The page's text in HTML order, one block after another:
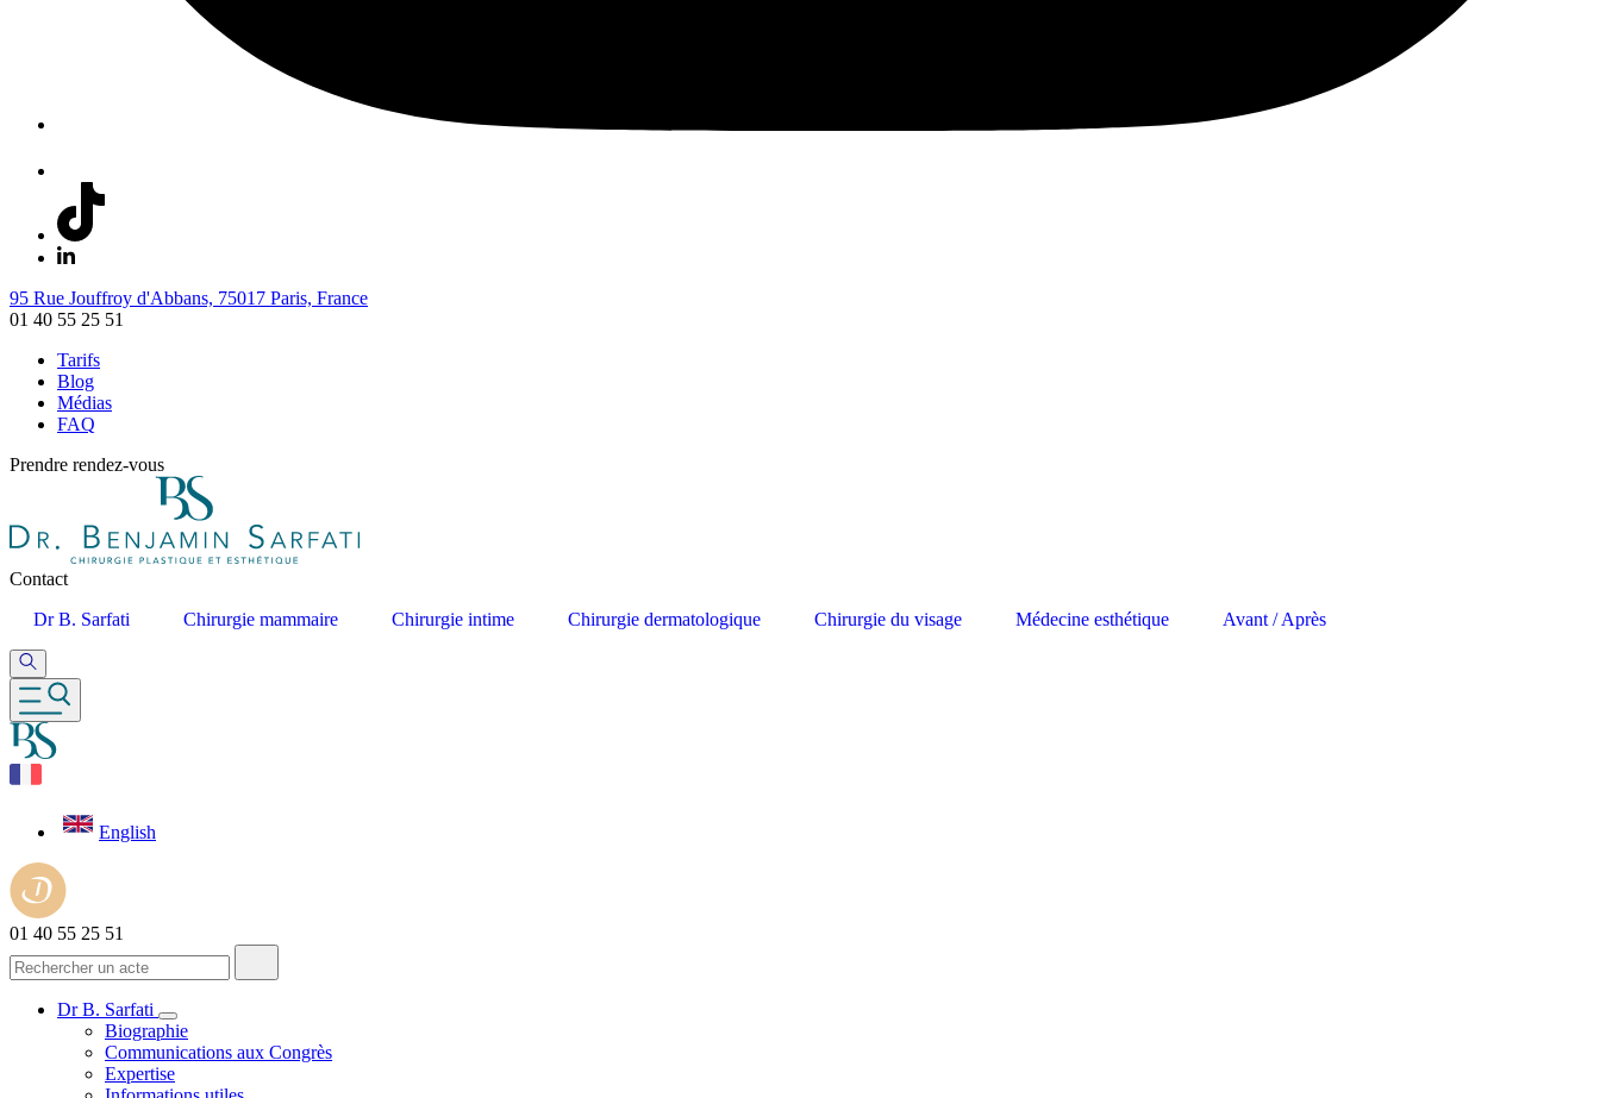
95 Rue Jouffroy d'Abbans, 75017 Paris, France
01 40 55 25 51
Tarifs
Blog
Médias
FAQ
Prendre rendez-vous
Contact
Dr B. Sarfati
Chirurgie mammaire Chirurgie intime Chirurgie dermatologique Chirurgie du visage Médecine esthétique Avant / Après
English
01 40 55 25 51
Dr B. Sarfati
Biographie
Communications aux Congrès
Expertise